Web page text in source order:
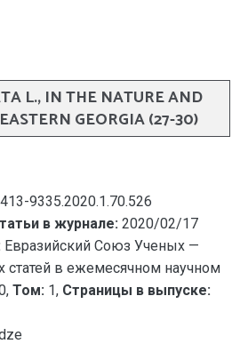
L., IN THE NATURE AND
GEORGIA (27-30)
9335.2020.1.70.526
в журнале: 2020/02/17
Евразийский Союз Ученых —
статей в ежемесячном научном
Том: 1, Страницы в выпуске: